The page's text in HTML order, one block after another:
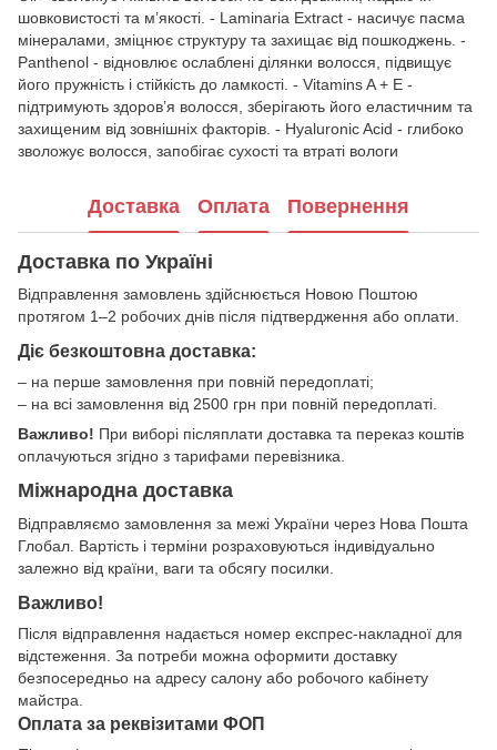
шовковистості та мʼякості. - Laminaria Extract - насичує пасма
мінералами, зміцнює структуру та захищає від пошкоджень. -
Panthenol - відновлює ослаблені ділянки волосся, підвищує
його пружність і стійкість до ламкості. - Vitamins A + E -
підтримують здоровʼя волосся, зберігають його еластичним та
захищеним від зовнішніх факторів. - Hyaluronic Acid - глибоко
зволожує волосся, запобігає сухості та втраті вологи
Доставка Оплата Повернення
Доставка по Україні
Відправлення замовлень здійснюється Новою Поштою
протягом 1–2 робочих днів після підтвердження або оплати.
Діє безкоштовна доставка:
– на перше замовлення при повній передоплаті;
– на всі замовлення від 2500 грн при повній передоплаті.
Важливо! При виборі післяплати доставка та переказ коштів
оплачуються згідно з тарифами перевізника.
Міжнародна доставка
Відправляємо замовлення за межі України через Нова Пошта
Глобал. Вартість і терміни розраховуються індивідуально
залежно від країни, ваги та обсягу посилки.
Важливо!
Після відправлення надається номер експрес-накладної для
відстеження. За потреби можна оформити доставку
безпосередньо на адресу салону або робочого кабінету
майстра.
Оплата за реквізитами ФОП